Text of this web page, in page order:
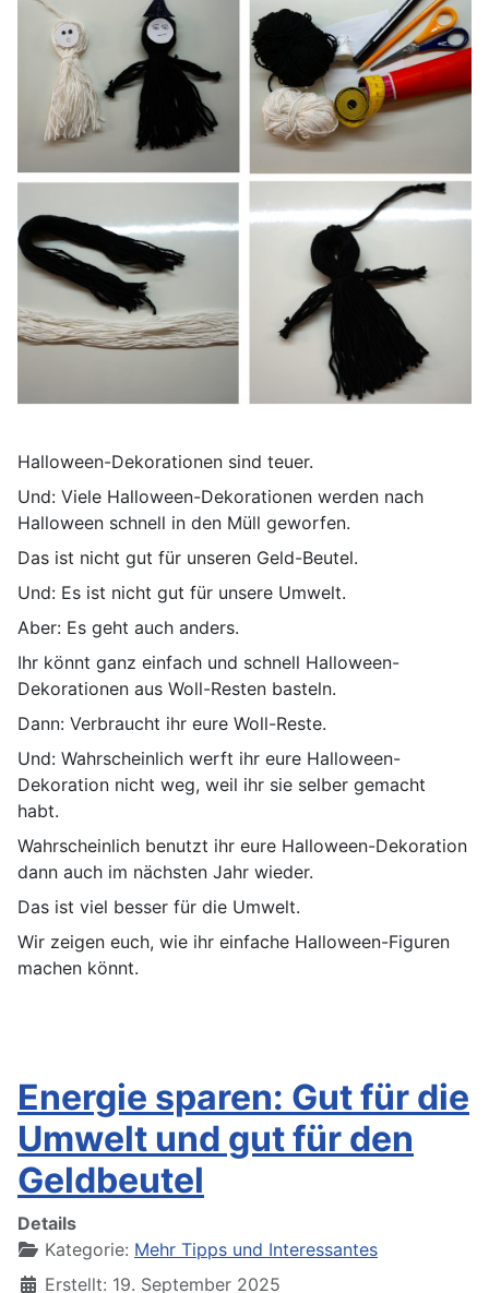
Halloween-Dekorationen sind teuer.
Und: Viele Halloween-Dekorationen werden nach
Halloween schnell in den Müll geworfen.
Das ist nicht gut für unseren Geld-Beutel.
Und: Es ist nicht gut für unsere Umwelt.
Aber: Es geht auch anders.
Ihr könnt ganz einfach und schnell Halloween-
Dekorationen aus Woll-Resten basteln.
Dann: Verbraucht ihr eure Woll-Reste.
Und: Wahrscheinlich werft ihr eure Halloween-
Dekoration nicht weg, weil ihr sie selber gemacht
habt.
Wahrscheinlich benutzt ihr eure Halloween-Dekoration
dann auch im nächsten Jahr wieder.
Das ist viel besser für die Umwelt.
Wir zeigen euch, wie ihr einfache Halloween-Figuren
machen könnt.
Energie sparen: Gut für die
Umwelt und gut für den
Geldbeutel
Details
Kategorie: Mehr Tipps und Interessantes
Erstellt: 19. September 2025